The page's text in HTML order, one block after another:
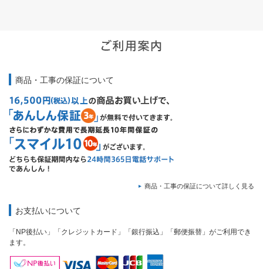
商品・工事の保証について
商品・工事の保証について詳しく見る
お支払いについて
「NP後払い」「クレジットカード」「銀行振込」「郵便振替」がご利用でき
ます。